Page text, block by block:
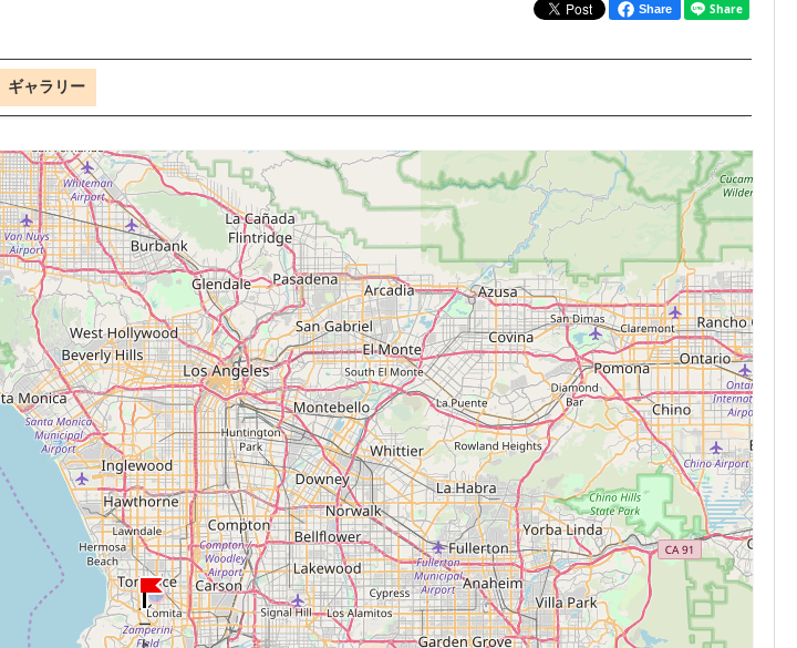
Share
ギャラリー